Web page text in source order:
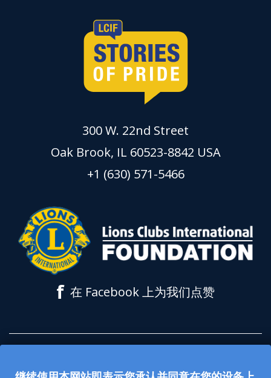
300 W. 22nd Street
Oak Brook, IL 60523-8842 USA
+1 (630) 571-5466
f 在 Facebook 上为我们点赞
所有在 lionsclubs.org 网站上接受的捐款都